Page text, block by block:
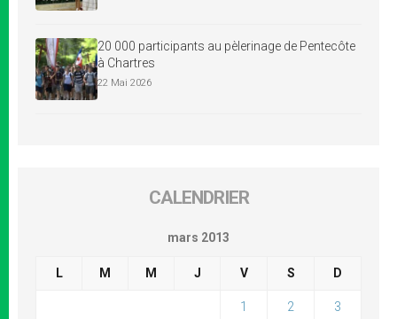
20 000 participants au pèlerinage de Pentecôte
à Chartres
22 Mai 2026
CALENDRIER
mars 2013
L M M J V S D
1 2 3